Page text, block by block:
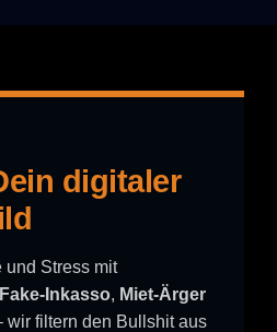
digitaler
und Stress mit
Fake-Inkasso, Miet-Ärger
wir filtern den Bullshit aus